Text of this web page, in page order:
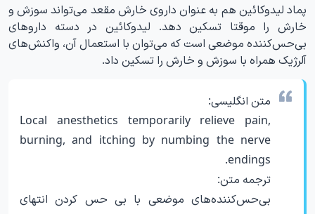
پماد لیدوکائین هم به عنوان داروی خارش مقعد می‌تواند سوزش و
خارش را موقتا تسکین دهد. لیدوکائین در دسته داروهای
بی‌حس‌کننده موضعی است که می‌توان با استعمال آن، واکنش‌های
آلرژیک همراه با سوزش و خارش را تسکین داد.
متن انگلیسی:
Local anesthetics temporarily relieve pain,
burning, and itching by numbing the nerve
endings.
ترجمه متن:
بی‌حس‌کننده‌های موضعی با بی حس کردن انتهای